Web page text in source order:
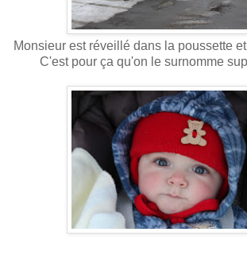
Monsieur est réveillé dans la poussette
C'est pour ça qu'on le surnomme